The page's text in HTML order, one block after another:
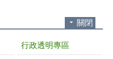
關閉
行政透明專區